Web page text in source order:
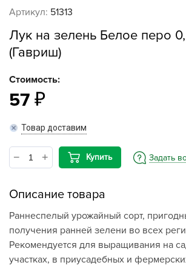
Артикул: 51313
Лук на зелень Белое перо
(Гавриш)
Стоимость:
57
Товар доставим
Купить Задать
Описание товара
Раннеспелый урожайный сорт,
получения ранней зелени во всех
Рекомендуется для выращивания на
участках, в приусадебных и